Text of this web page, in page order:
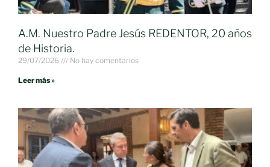
A.M. Nuestro Padre Jesús REDENTOR, 20 años
de Historia.
29/07/2026 No hay comentarios
Leer más »